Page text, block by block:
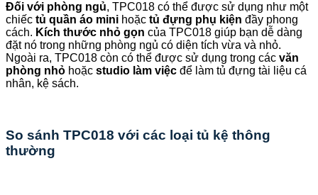
Đối với phòng ngủ, TPC018 có thể được sử dụng như một
chiếc tủ quần áo mini hoặc tủ đựng phụ kiện đầy phong
cách. Kích thước nhỏ gọn của TPC018 giúp bạn dễ dàng
đặt nó trong những phòng ngủ có diện tích vừa và nhỏ.
Ngoài ra, TPC018 còn có thể được sử dụng trong các văn
phòng nhỏ hoặc studio làm việc để làm tủ đựng tài liệu cá
nhân, kệ sách.
So sánh TPC018 với các loại tủ kệ thông
thường